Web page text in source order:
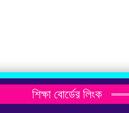
শিক্ষা বোর্ডের লিংক